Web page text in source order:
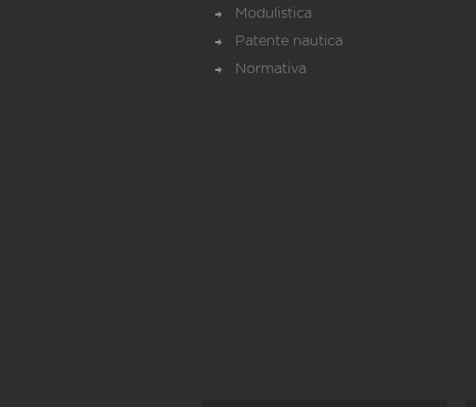
Modulistica
Patente nautica
Normativa